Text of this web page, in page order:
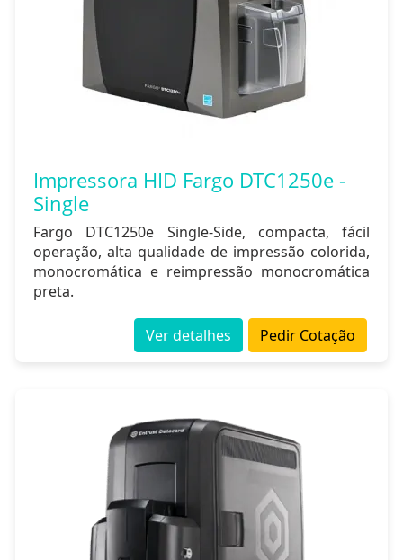
Impressora HID Fargo DTC1250e -
Single
Fargo DTC1250e Single-Side, compacta, fácil
operação, alta qualidade de impressão colorida,
monocromática e reimpressão monocromática
preta.
Pedir Cotação
Ver detalhes